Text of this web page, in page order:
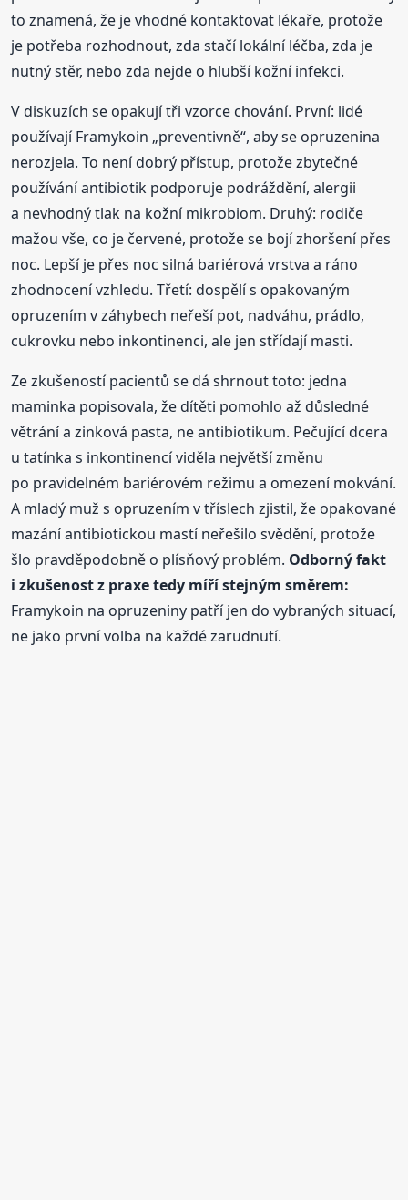
to znamená, že je vhodné kontaktovat lékaře, protože
je potřeba rozhodnout, zda stačí lokální léčba, zda je
nutný stěr, nebo zda nejde o hlubší kožní infekci.
V diskuzích se opakují tři vzorce chování. První: lidé
používají Framykoin „preventivně“, aby se opruzenina
nerozjela. To není dobrý přístup, protože zbytečné
používání antibiotik podporuje podráždění, alergii
a nevhodný tlak na kožní mikrobiom. Druhý: rodiče
mažou vše, co je červené, protože se bojí zhoršení přes
noc. Lepší je přes noc silná bariérová vrstva a ráno
zhodnocení vzhledu. Třetí: dospělí s opakovaným
opruzením v záhybech neřeší pot, nadváhu, prádlo,
cukrovku nebo inkontinenci, ale jen střídají masti.
Ze zkušeností pacientů se dá shrnout toto: jedna
maminka popisovala, že dítěti pomohlo až důsledné
větrání a zinková pasta, ne antibiotikum. Pečující dcera
u tatínka s inkontinencí viděla největší změnu
po pravidelném bariérovém režimu a omezení mokvání.
A mladý muž s opruzením v tříslech zjistil, že opakované
mazání antibiotickou mastí neřešilo svědění, protože
šlo pravděpodobně o plísňový problém. Odborný fakt
i zkušenost z praxe tedy míří stejným směrem:
Framykoin na opruzeniny patří jen do vybraných situací,
ne jako první volba na každé zarudnutí.